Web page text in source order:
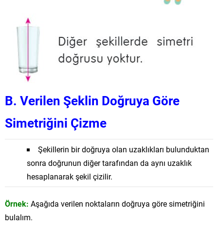
B. Verilen Şeklin Doğruya Göre
Simetriğini Çizme
Şekillerin bir doğruya olan uzaklıkları bulunduktan
sonra doğrunun diğer tarafından da aynı uzaklık
hesaplanarak şekil çizilir.
Örnek: Aşağıda verilen noktaların doğruya göre simetriğini
bulalım.